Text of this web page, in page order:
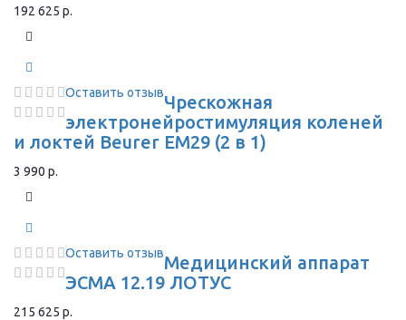
192 625 р.
Оставить отзывЧрескожная
электронейростимуляция коленей
и локтей Beurer EM29 (2 в 1)
3 990 р.
Оставить отзывМедицинский аппарат
ЭСМА 12.19 ЛОТУС
215 625 р.